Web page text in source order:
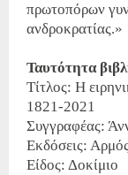
πρωτοπόρων
ανδροκρατίας.»
Ταυτότητα
Τίτλος: Η
1821-2021
Συγγραφέας:
Εκδόσεις:
Είδος: Δοκίμιο